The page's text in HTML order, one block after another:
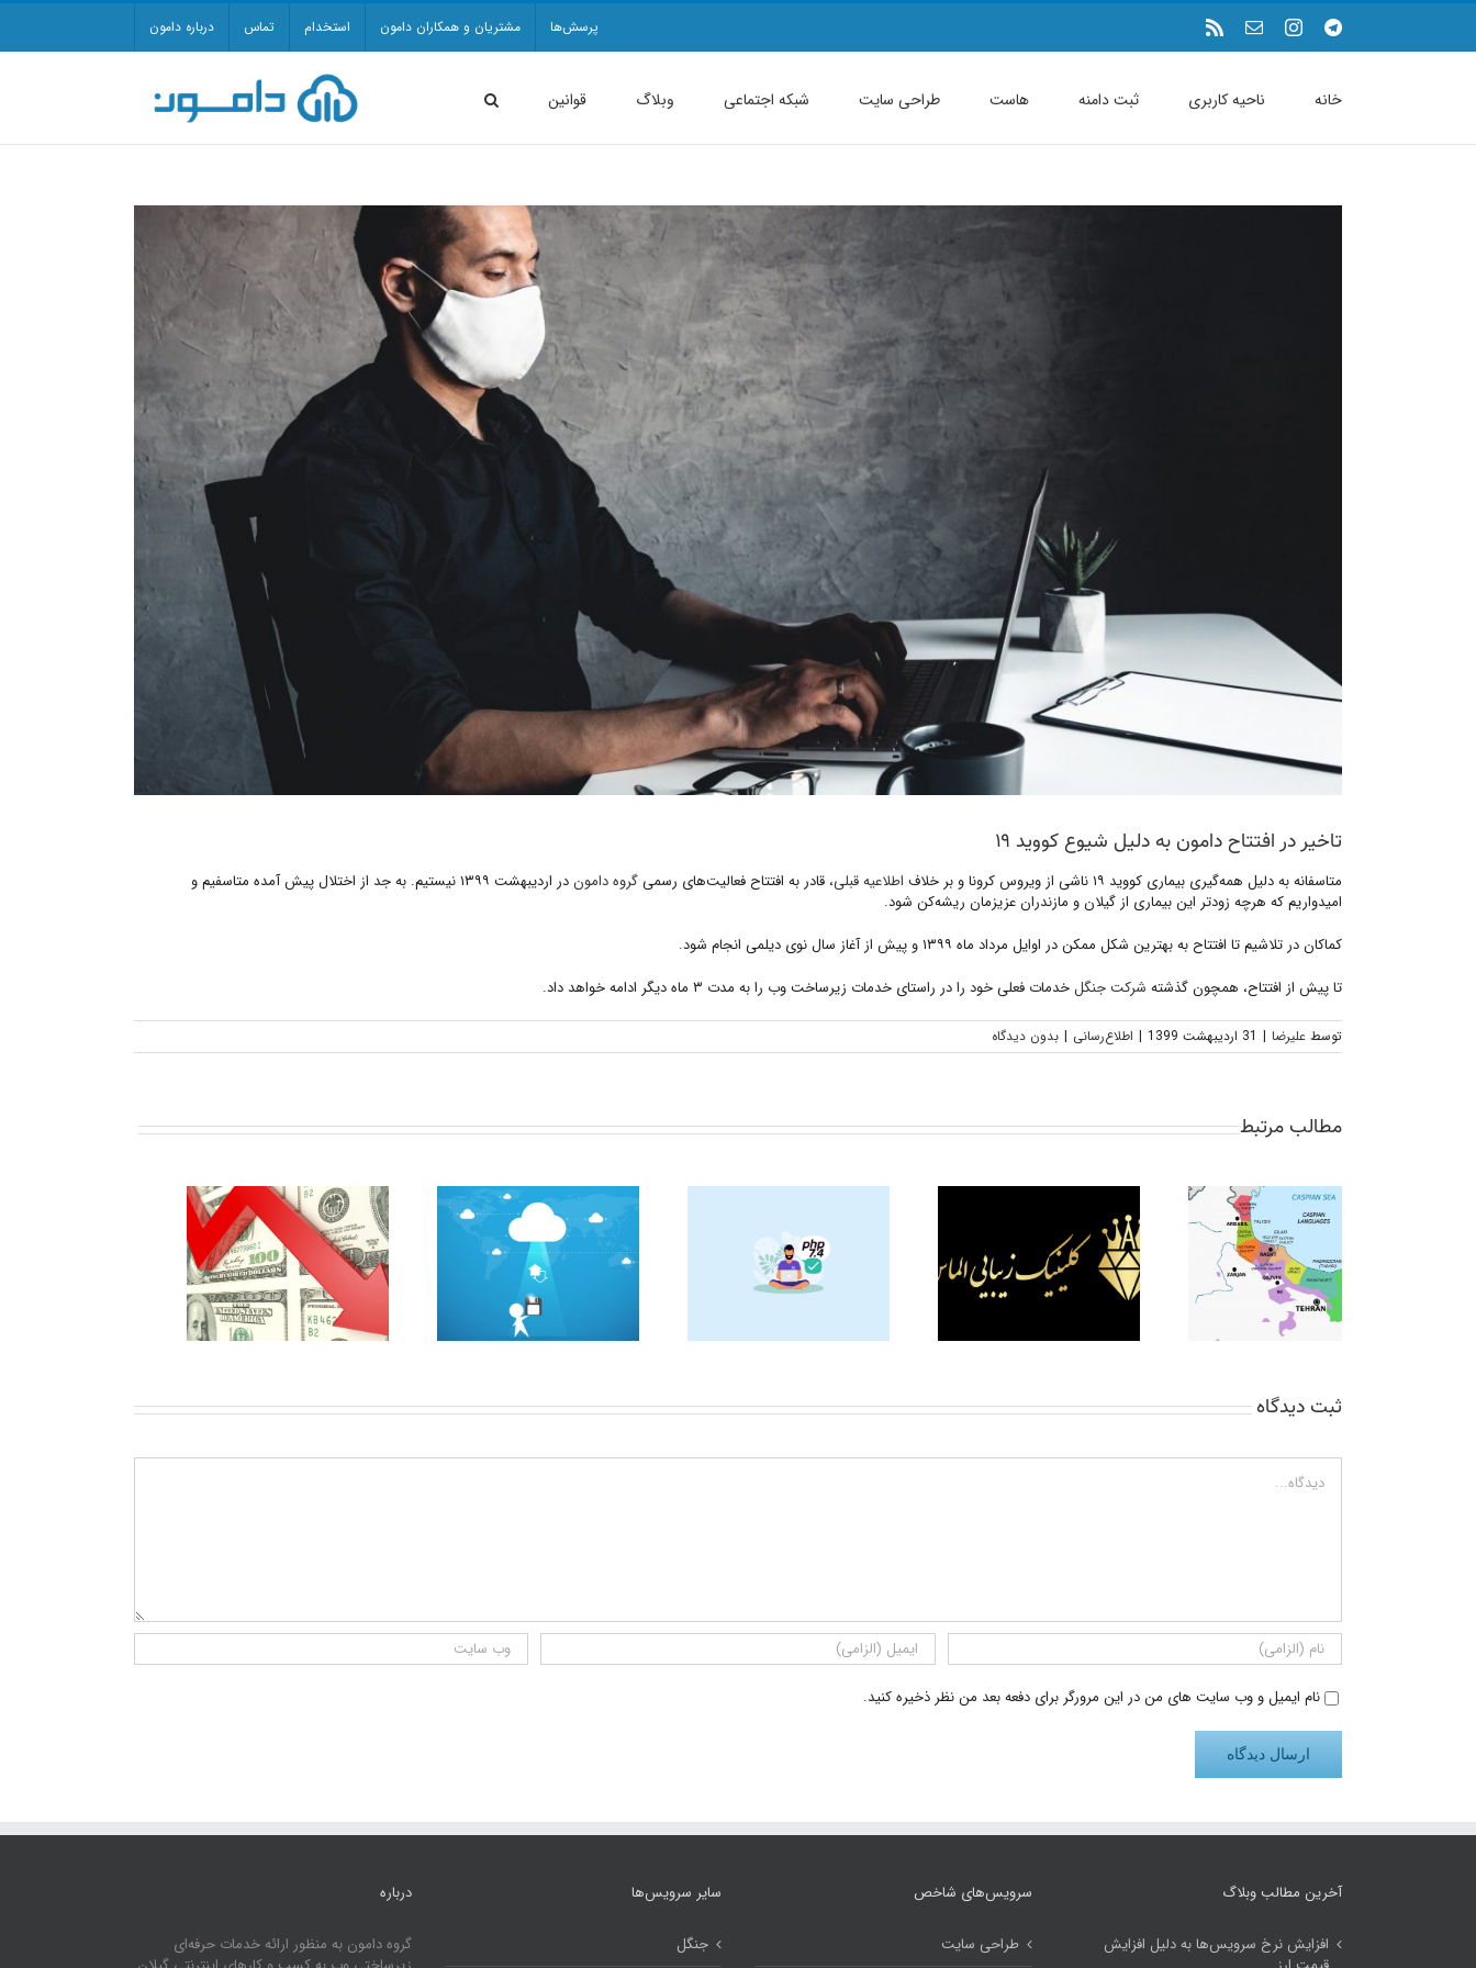
رفتن
محتوا
Telegram
Instagram
ایمیلRss پرسش‌ها مشتریان و همکاران دامون استخدام تماس درباره دامون
خانه ناحیه کاربری ثبت دامنه هاست طراحی سایت شبکه اجتماعی وبلاگ قوانین
تاخیر در افتتاح دامون به دلیل شیوع کووید ۱۹
متاسفانه به دلیل همه‌گیری بیماری کووید ۱۹ ناشی از ویروس کرونا و بر خلاف اطلاعیه قبلی، قادر به افتتاح فعالیت‌های رسمیگروه دامون
در اردیبهشت ۱۳۹۹ نیستیم. به جد از اختلال پیش آمده متاسفیم و
امیدواریم که هرچه زودتر این بیماری از گیلان و مازندران عزیزمان ریشه‌کن شود.
کماکان در تلاشیم تا افتتاح به بهترین شکل ممکن در اوایل مرداد ماه ۱۳۹۹ و پیش از آغاز سال نوی دیلمی انجام شود.
تا پیش از افتتاح، همچون گذشته شرکت جنگلخدمات فعلی خود را در راستای خدمات زیرساخت وب را به مدت ۳ ماه دیگر ادامه خواهد داد.
توسط علیرضا | 31 اردیبهشت 1399 | اطلاع‌رسانی | بدون ديدگاه
مطالب مرتبط
بکاپ رایگان هاست اشتراکی
در دامون
ارتقاء نسخه PHP هاست
آشنایی بیشتر با کلینیک
زیبایی الماس رشت
تماس با دامون با زبان
گیلکی و انگلیسی
ثبت ديدگاه
نام ایمیل و وب سایت های من در این مرورگر برای دفعه بعد من نظر ذخیره کنید.
آخرین مطالب وبلاگ
افزایش نرخ سرویس‌ها به دلیل افزایش
سرویس‌های شاخص
طراحی سایت
سایر سرویس‌ها
جنگل
درباره
گروه دامون به منظور ارائه خدمات حرفه‌ای